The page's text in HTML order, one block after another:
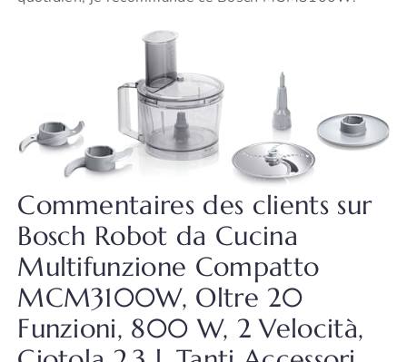
Commentaires des clients sur
Bosch Robot da Cucina
Multifunzione Compatto
MCM3100W, Oltre 20
Funzioni, 800 W, 2 Velocità,